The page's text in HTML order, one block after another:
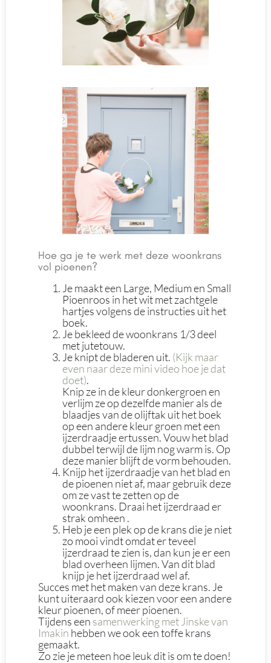
Hoe ga je te werk met deze woonkrans
vol pioenen?
Je maakt een Large, Medium en Small
Pioenroos in het wit met zachtgele
hartjes volgens de instructies uit het
boek.
Je bekleed de woonkrans 1/3 deel
met jutetouw.
Je knipt de bladeren uit. (Kijk maar
even naar deze mini video hoe je dat
doet).
Knip ze in de kleur donkergroen en
verlijm ze op dezelfde manier als de
blaadjes van de olijftak uit het boek
op een andere kleur groen met een
ijzerdraadje ertussen. Vouw het blad
dubbel terwijl de lijm nog warm is. Op
deze manier blijft de vorm behouden.
Knijp het ijzerdraadje van het blad en
de pioenen niet af, maar gebruik deze
om ze vast te zetten op de
woonkrans. Draai het ijzerdraad er
strak omheen .
Heb je een plek op de krans die je niet
zo mooi vindt omdat er teveel
ijzerdraad te zien is, dan kun je er een
blad overheen lijmen. Van dit blad
knijp je het ijzerdraad wel af.
Succes met het maken van deze krans. Je
kunt uiteraard ook kiezen voor een andere
kleur pioenen, of meer pioenen.
Tijdens een samenwerking met Jinske van
Imakin hebben we ook een toffe krans
gemaakt.
Zo zie je meteen hoe leuk dit is om te doen!